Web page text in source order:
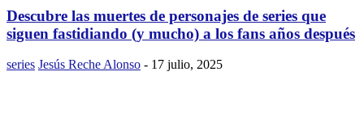
Descubre las muertes de personajes de series que
siguen fastidiando (y mucho) a los fans años después
series Jesús Reche Alonso - 17 julio, 2025